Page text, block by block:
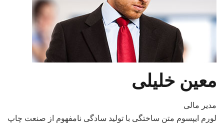
معین خلیلی
مدیر مالی
لورم ایپسوم متن ساختگی با تولید سادگی نامفهوم از صنعت چاپ